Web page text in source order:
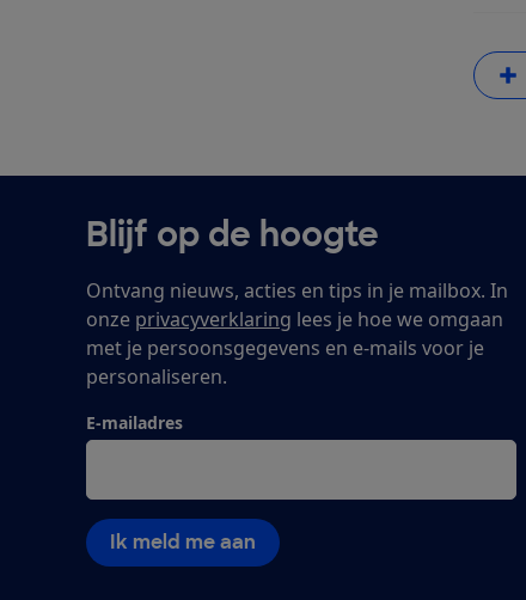
Blijf op de hoogte
Ontvang nieuws, acties en tips in je mailbox. In
onze privacyverklaring lees je hoe we omgaan
met je persoonsgegevens en e-mails voor je
personaliseren.
E-mailadres
Ik meld me aan